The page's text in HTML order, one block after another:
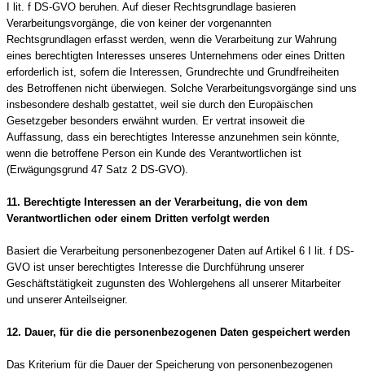
I lit. f DS-GVO beruhen. Auf dieser Rechtsgrundlage basieren
Verarbeitungsvorgänge, die von keiner der vorgenannten
Rechtsgrundlagen erfasst werden, wenn die Verarbeitung zur Wahrung
eines berechtigten Interesses unseres Unternehmens oder eines Dritten
erforderlich ist, sofern die Interessen, Grundrechte und Grundfreiheiten
des Betroffenen nicht überwiegen. Solche Verarbeitungsvorgänge sind uns
insbesondere deshalb gestattet, weil sie durch den Europäischen
Gesetzgeber besonders erwähnt wurden. Er vertrat insoweit die
Auffassung, dass ein berechtigtes Interesse anzunehmen sein könnte,
wenn die betroffene Person ein Kunde des Verantwortlichen ist
(Erwägungsgrund 47 Satz 2 DS-GVO).
11. Berechtigte Interessen an der Verarbeitung, die von dem
Verantwortlichen oder einem Dritten verfolgt werden
Basiert die Verarbeitung personenbezogener Daten auf Artikel 6 I lit. f DS-
GVO ist unser berechtigtes Interesse die Durchführung unserer
Geschäftstätigkeit zugunsten des Wohlergehens all unserer Mitarbeiter
und unserer Anteilseigner.
12. Dauer, für die die personenbezogenen Daten gespeichert werden
Das Kriterium für die Dauer der Speicherung von personenbezogenen